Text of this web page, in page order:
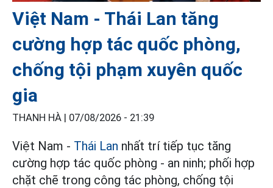
Việt Nam - Thái Lan tăng
cường hợp tác quốc phòng,
chống tội phạm xuyên quốc
gia
THANH HÀ | 07/08/2026 - 21:39
Việt Nam - Thái Lan nhất trí tiếp tục tăng
cường hợp tác quốc phòng - an ninh; phối hợp
chặt chẽ trong công tác phòng, chống tội